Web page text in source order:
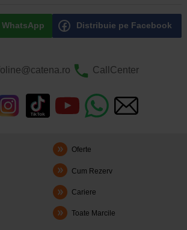
Distribuie pe Facebook
CallCenter
Oferte
Cum Rezerv
Cariere
Toate Marcile